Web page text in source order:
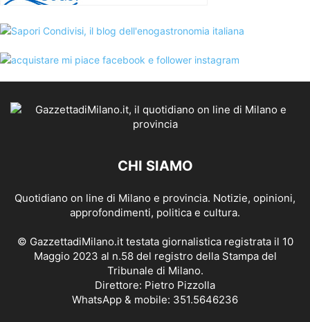
CHI SIAMO
Quotidiano on line di Milano e provincia. Notizie, opinioni,
approfondimenti, politica e cultura.
© GazzettadiMilano.it testata giornalistica registrata il 10
Maggio 2023 al n.58 del registro della Stampa del
Tribunale di Milano.
Direttore: Pietro Pizzolla
WhatsApp & mobile: 351.5646236